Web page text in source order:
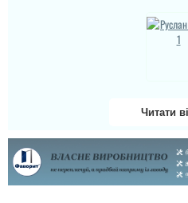
Читати